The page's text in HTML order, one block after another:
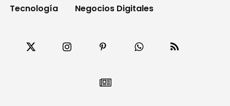
Tecnología
Negocios Digitales